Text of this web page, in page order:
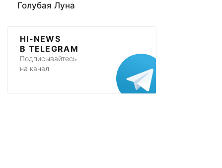
Голубая Луна
HI-NEWS
В TELEGRAM
Подписывайтесь
на канал